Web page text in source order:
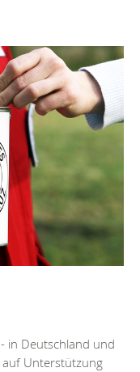
in Deutschland und
Unterstützung